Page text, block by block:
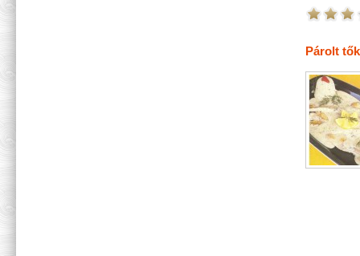
Párolt